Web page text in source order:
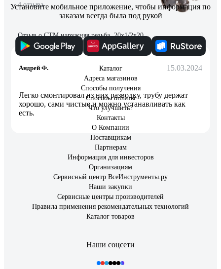
4 отзыва
Отзыв о СТМ наружняя резьба, 20х1/2х20
Андрей Ф. 15.03.2024
Легко смонтировал из них разводку, трубу держат
хорошо, сами чистые и можно устанавливать как
есть.
Установите мобильное приложение, чтобы информация по
заказам всегда была под рукой
Каталог
Адреса магазинов
Способы получения
Способы оплаты
Что улучшить?
Контакты
О Компании
Поставщикам
Партнерам
Информация для инвесторов
Организациям
Сервисный центр ВсеИнструменты.ру
Наши закупки
Сервисные центры производителей
Правила применения рекомендательных технологий
Каталог товаров
Наши соцсети